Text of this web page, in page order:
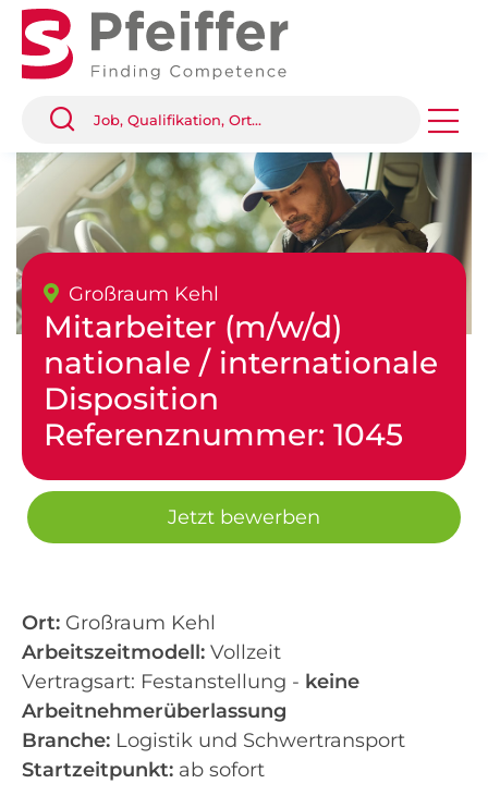
Großraum Kehl
Mitarbeiter (m/w/d)
nationale / internationale
Disposition
Referenznummer: 1045
Jetzt bewerben
Ort: Großraum Kehl
Arbeitszeitmodell: Vollzeit
Vertragsart: Festanstellung - keine
Arbeitnehmerüberlassung
Branche: Logistik und Schwertransport
Startzeitpunkt: ab sofort